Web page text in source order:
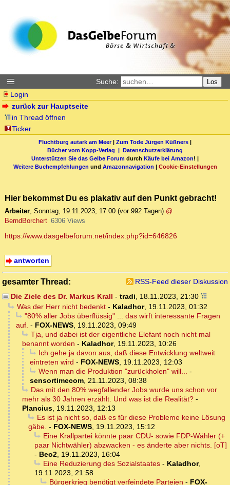
Suche: Los
Login
zurück zur Hauptseite
in Thread öffnen
Ticker
Fluchtburg autark am Meer| Zum Tode Jürgen Küßners |
Bücher vom Kopp-Verlag | Datenschutzerklärung
Unterstützen Sie das Gelbe Forum durch Käufe bei Amazon! |
Weitere Buchempfehlungen und Amazonnavigation | Cookie-Einstellungen
Hier bekommst Du es plakativ auf den Punkt gebracht!
Arbeiter, Sonntag, 19.11.2023, 17:00 (vor 992 Tagen) @
BerndBorchert 6306 Views
https://www.dasgelbeforum.net/index.php?id=646826
antworten
gesamter Thread:
RSS-Feed dieser Diskussion
Die Ziele des Dr. Markus Krall - tradi, 18.11.2023, 21:30
Was der Herr nicht bedenkt- Kaladhor, 19.11.2023, 01:32
"80% aller Jobs überflüssig" ... das wirft interessante Fragen
auf. - FOX-NEWS, 19.11.2023, 09:49
Tja, und dabei ist der eigentliche Elefant noch nicht mal
benannt worden - Kaladhor, 19.11.2023, 10:26
Ich gehe ja davon aus, daß diese Entwicklung weltweit
eintreten wird - FOX-NEWS, 19.11.2023, 12:03
Wenn man die Produktion "zurückholen" will... -
sensortimecom, 21.11.2023, 08:38
Das mit den 80% wegfallender Jobs wurde uns schon vor
mehr als 30 Jahren erzählt. Und was ist die Realität? -
Plancius, 19.11.2023, 12:13
Es ist ja nicht so, daß es für diese Probleme keine Lösung
gäbe. - FOX-NEWS, 19.11.2023, 15:12
Eine Krallpartei könnte paar CDU- sowie FDP-Wähler (+
paar Nichtwähler) abzwacken - es änderte aber nichts. [oT]
- Beo2, 19.11.2023, 16:04
Eine Reduzierung des Sozialstaates- Kaladhor,
19.11.2023, 21:58
Bürgerkrieg benötigt verfeindete Parteien - FOX-